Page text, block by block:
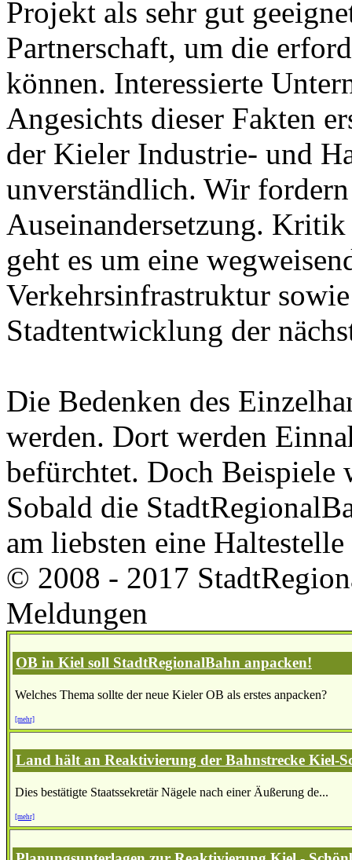
Projekt als sehr gut
Partnerschaft, um die
können. Interessierte
Angesichts dieser Fakten
der Kieler Industrie- und
unverständlich. Wir
Auseinandersetzung.
geht es um eine
Verkehrsinfrastruktur
Stadtentwicklung der
Die Bedenken des
werden. Dort werden
befürchtet. Doch Beispiele
Sobald die
am liebsten eine
© 2008 - 2017
Meldungen
OB in Kiel soll StadtRegionalBahn anpacken!
Welches Thema sollte der neue Kieler OB als erstes anpacken?
[mehr]
Land hält an Reaktivierung der Bahnstrecke Kiel-
Dies bestätigte Staatssekretär Nägele nach einer Äußerung de...
[mehr]